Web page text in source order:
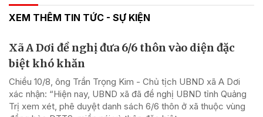
XEM THÊM TIN TỨC - SỰ KIỆN
Xã A Dơi đề nghị đưa 6/6 thôn vào diện đặc
biệt khó khăn
Chiều 10/8, ông Trần Trọng Kim - Chủ tịch UBND xã A Dơi
xác nhận: “Hiện nay, UBND xã đã đề nghị UBND tỉnh Quảng
Trị xem xét, phê duyệt danh sách 6/6 thôn ở xã thuộc vùng